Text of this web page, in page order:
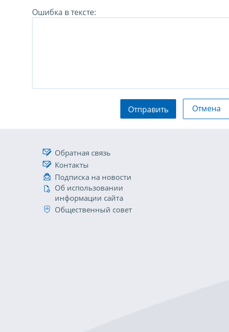
Ошибка в тексте:
Отправить Отмена
Обратная связь
Контакты
Подписка на новости
Об использовании
информации сайта
Общественный совет